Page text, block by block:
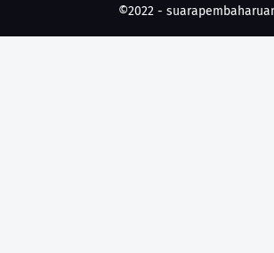
©2022 -